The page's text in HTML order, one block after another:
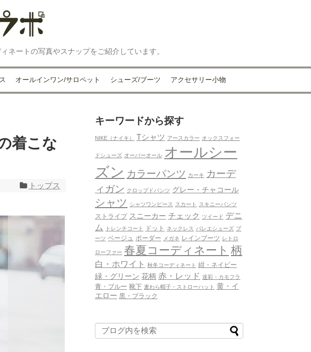
ネートの写真やスナップをご紹介しています。
オールインワン/サロペット シューズ/ブーツ アクセサリー小物
着こな
トップス
キーワードから探す
NIKE（ナイキ） Tシャツ アースカラー オックスフォー
ドシューズ オーバーオール オールシー
ズン カラーパンツ カーキ カーデ
ィガン クロップドパンツ グレー・チャコール
シャツ シャツワンピース スカート スキニーパンツ
ストライプ スニーカー チェック ツイード デニ
ム
トレンチコート ドット ネックレス バレエシューズ ブ
ーツ ベージュ ボーダー メガネ レインブーツ レトロ
ローファー 春夏コーディネート 柄
白・ホワイト 秋冬コーディネート 紺・ネイビー
緑・グリーン 花柄 赤・レッド 迷彩・カモフラ
青・ブルー 靴下 麦わら帽子・ストローハット 黄・イ
エロー 黒・ブラック